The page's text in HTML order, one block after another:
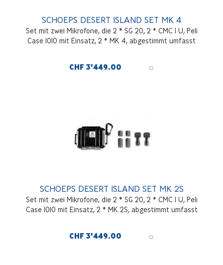
SCHOEPS DESERT ISLAND SET MK 4
Set mit zwei Mikrofone, die 2 * SG 20, 2 * CMC 1 U, Peli
Case 1010 mit Einsatz, 2 * MK 4, abgestimmt umfasst
CHF 3'449.00
SCHOEPS DESERT ISLAND SET MK 2S
Set mit zwei Mikrofone, die 2 * SG 20, 2 * CMC 1 U, Peli
Case 1010 mit Einsatz, 2 * MK 2S, abgestimmt umfasst
CHF 3'449.00